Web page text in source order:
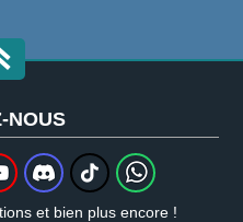
NOUS
et bien plus encore !